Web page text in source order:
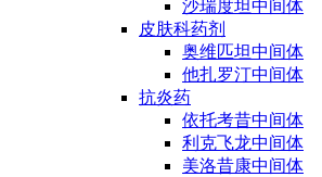
沙瑞度坦中间体
皮肤科药剂
奥维匹坦中间体
他扎罗汀中间体
抗炎药
依托考昔中间体
利克飞龙中间体
美洛昔康中间体